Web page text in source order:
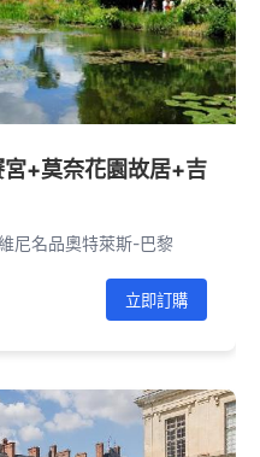
+莫奈花園故居+吉
尼名品奧特萊斯-巴黎
立即訂購